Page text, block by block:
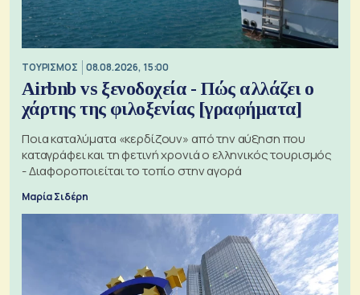
ΤΟΥΡΙΣΜΟΣ 08.08.2026, 15:00
Airbnb vs ξενοδοχεία - Πώς αλλάζει ο
χάρτης της φιλοξενίας [γραφήματα]
Ποια καταλύματα «κερδίζουν» από την αύξηση που
καταγράφει και τη φετινή χρονιά ο ελληνικός τουρισμός
- Διαφοροποιείται το τοπίο στην αγορά
Μαρία Σιδέρη